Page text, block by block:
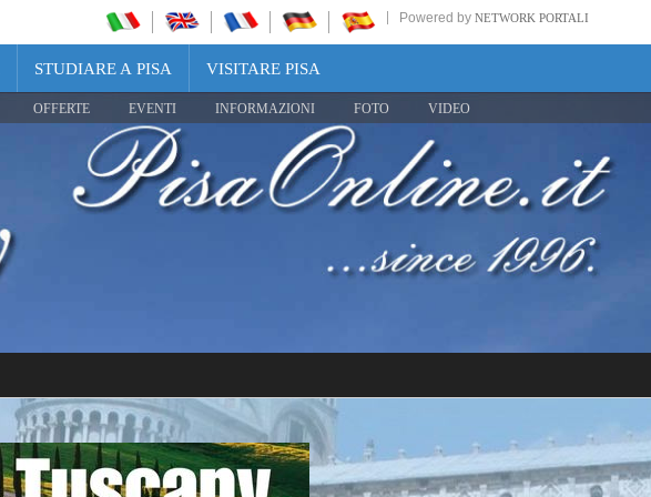
Powered by NETWORK PORTALI
STUDIARE A PISA VISITARE PISA
OFFERTE EVENTI INFORMAZIONI FOTO VIDEO
Share